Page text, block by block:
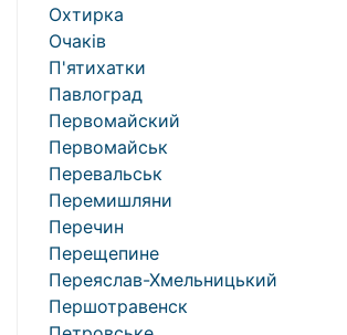
Охтирка
Очаків
П'ятихатки
Павлоград
Первомайский
Первомайськ
Перевальськ
Перемишляни
Перечин
Перещепине
Переяслав-Хмельницький
Першотравенск